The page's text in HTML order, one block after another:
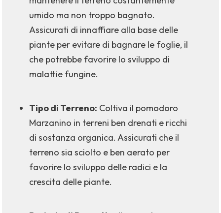
umido ma non troppo bagnato.
Assicurati di innaffiare alla base delle
piante per evitare di bagnare le foglie, il
che potrebbe favorire lo sviluppo di
malattie fungine.
Tipo di Terreno: Coltiva il pomodoro
Marzanino in terreni ben drenati e ricchi
di sostanza organica. Assicurati che il
terreno sia sciolto e ben aerato per
favorire lo sviluppo delle radici e la
crescita delle piante.